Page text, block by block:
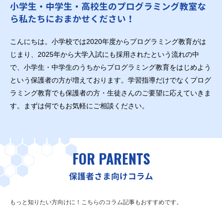
小学生・中学生・高校生のプログラミング教室な
ら私たちにおまかせください！
こんにちは。小学校では2020年度からプログラミング教育がは
じまり、2025年から大学入試にも採用されたという流れの中
で、小学生・中学生のうちからプログラミング教育をはじめよう
という保護者の方が増えております。学習指導だけでなくプログ
ラミング教育でも保護者の方・生徒さんのご要望に応えていきま
す。まずは何でもお気軽にご相談ください。
FOR PARENTS
保護者さま向けコラム
もっと知りたい方向けに！こちらのコラム記事もおすすめです。